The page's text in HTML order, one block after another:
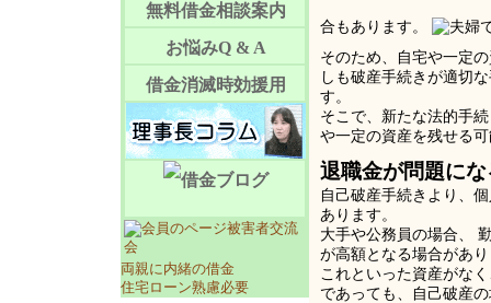
無料借金相談案内
お悩みQ & A
借金消滅時効援用
両親に内緒の借金
住宅ローン熟慮必要
合もあります。
そのため、自宅や一定
しも破産手続きが適切
す。
そこで、新たな法的手
や一定の資産を残せる
退職金が問題に
自己破産手続きより、
あります。
大手や公務員の場合、
が高額となる場合があ
これといった資産がな
であっても、自己破産